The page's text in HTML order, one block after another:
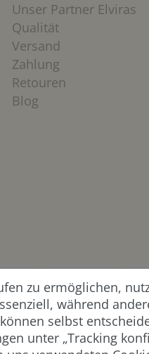
Unser Partner Elviras
Qualität
Versand
Zahlung
Retouren
Blog
zu ermöglichen,
während
selbst
unter „Tracking